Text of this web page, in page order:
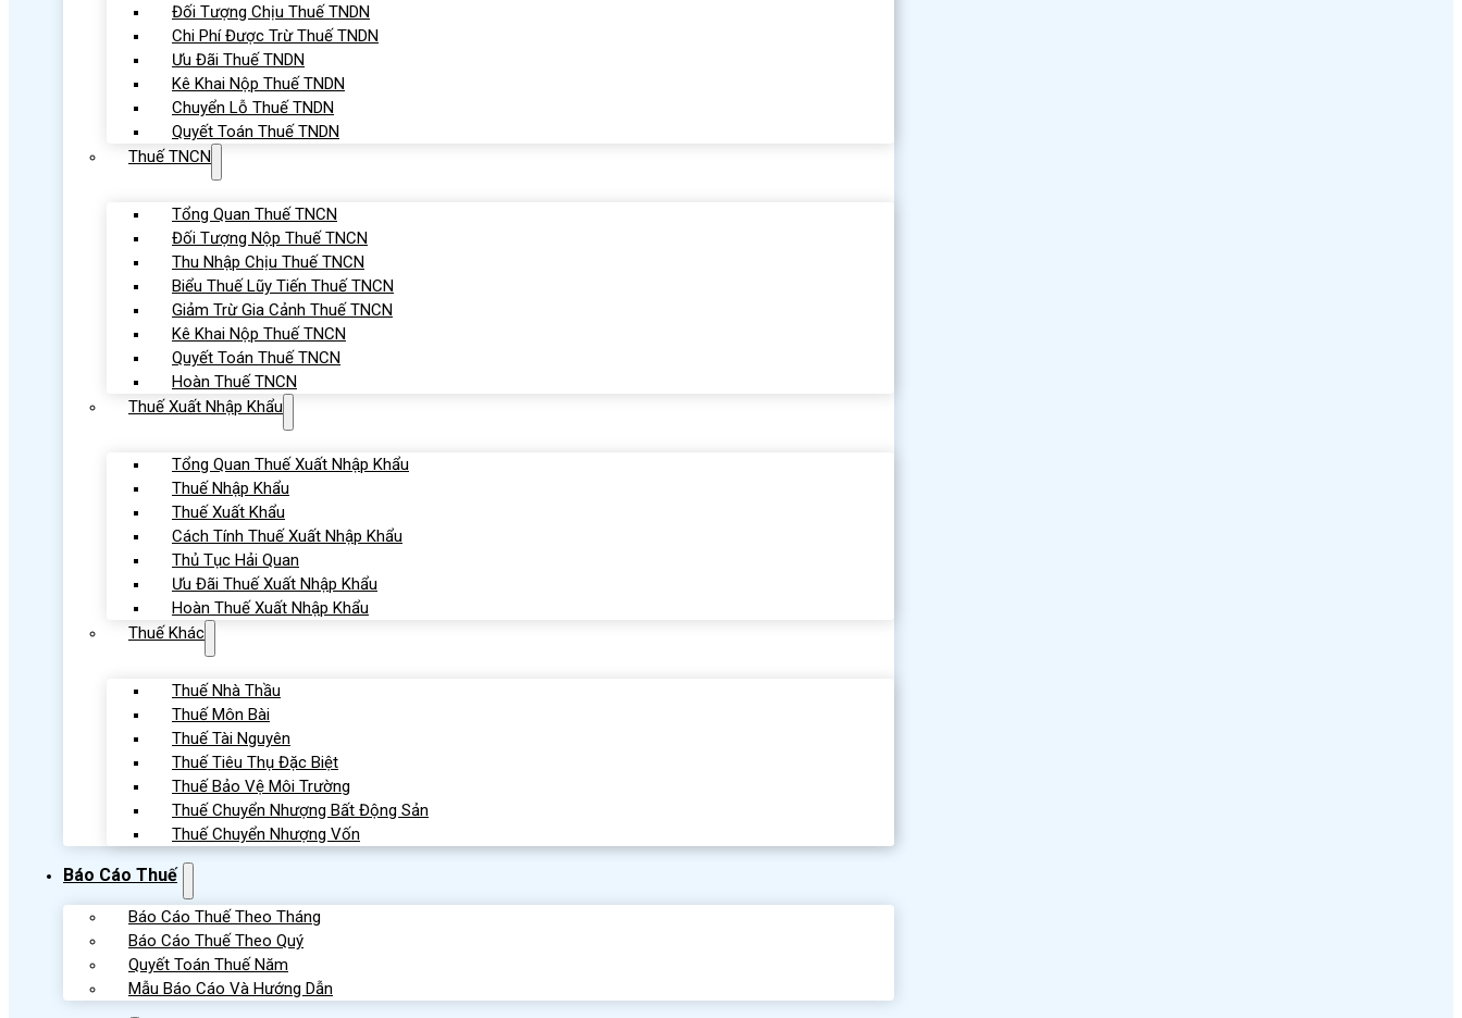
Đối Tượng Chịu Thuế TNDN
Chi Phí Được Trừ Thuế TNDN
Ưu Đãi Thuế TNDN
Kê Khai Nộp Thuế TNDN
Chuyển Lỗ Thuế TNDN
Quyết Toán Thuế TNDN
Thuế TNCN
Tổng Quan Thuế TNCN
Đối Tượng Nộp Thuế TNCN
Thu Nhập Chịu Thuế TNCN
Biểu Thuế Lũy Tiến Thuế TNCN
Giảm Trừ Gia Cảnh Thuế TNCN
Kê Khai Nộp Thuế TNCN
Quyết Toán Thuế TNCN
Hoàn Thuế TNCN
Thuế Xuất Nhập Khẩu
Tổng Quan Thuế Xuất Nhập Khẩu
Thuế Nhập Khẩu
Thuế Xuất Khẩu
Cách Tính Thuế Xuất Nhập Khẩu
Thủ Tục Hải Quan
Ưu Đãi Thuế Xuất Nhập Khẩu
Hoàn Thuế Xuất Nhập Khẩu
Thuế Khác
Thuế Nhà Thầu
Thuế Môn Bài
Thuế Tài Nguyên
Thuế Tiêu Thụ Đặc Biệt
Thuế Bảo Vệ Môi Trường
Thuế Chuyển Nhượng Bất Động Sản
Thuế Chuyển Nhượng Vốn
Báo Cáo Thuế
Báo Cáo Thuế Theo Tháng
Báo Cáo Thuế Theo Quý
Quyết Toán Thuế Năm
Mẫu Báo Cáo Và Hướng Dẫn